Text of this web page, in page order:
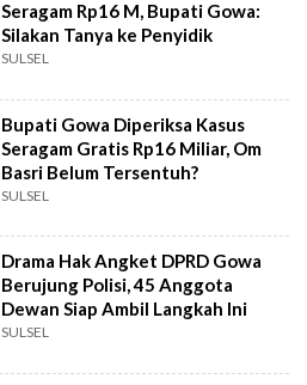
Seragam Rp16 M, Bupati Gowa:
Silakan Tanya ke Penyidik
SULSEL
Bupati Gowa Diperiksa Kasus
Seragam Gratis Rp16 Miliar, Om
Basri Belum Tersentuh?
SULSEL
Drama Hak Angket DPRD Gowa
Berujung Polisi, 45 Anggota
Dewan Siap Ambil Langkah Ini
SULSEL